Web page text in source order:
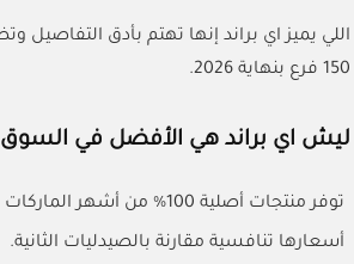
150 فرع بنهاية 2026.
ليش اي براند هي الأفضل في
توفر منتجات أصلية 100% من أشهر الماركات العالمية.
أسعارها تنافسية مقارنة بالصيدليات الثانية.